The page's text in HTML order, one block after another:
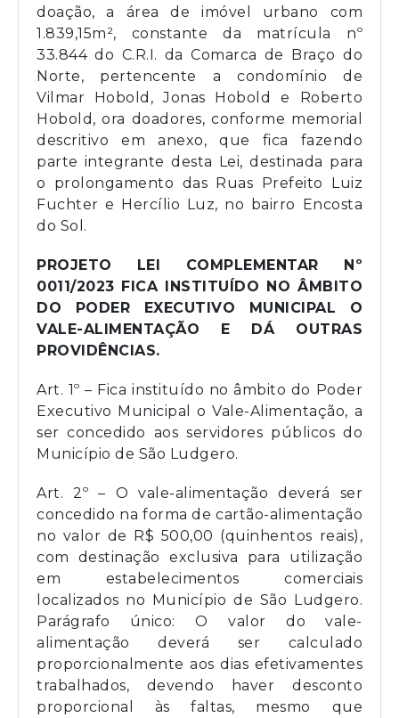
doação, a área de imóvel urbano com
1.839,15m², constante da matrícula nº
33.844 do C.R.I. da Comarca de Braço do
Norte, pertencente a condomínio de
Vilmar Hobold, Jonas Hobold e Roberto
Hobold, ora doadores, conforme memorial
descritivo em anexo, que fica fazendo
parte integrante desta Lei, destinada para
o prolongamento das Ruas Prefeito Luiz
Fuchter e Hercílio Luz, no bairro Encosta
do Sol.
PROJETO LEI COMPLEMENTAR Nº
0011/2023 FICA INSTITUÍDO NO ÂMBITO
DO PODER EXECUTIVO MUNICIPAL O
VALE-ALIMENTAÇÃO E DÁ OUTRAS
PROVIDÊNCIAS.
Art. 1º – Fica instituído no âmbito do Poder
Executivo Municipal o Vale-Alimentação, a
ser concedido aos servidores públicos do
Município de São Ludgero.
Art. 2º – O vale-alimentação deverá ser
concedido na forma de cartão-alimentação
no valor de R$ 500,00 (quinhentos reais),
com destinação exclusiva para utilização
em estabelecimentos comerciais
localizados no Município de São Ludgero.
Parágrafo único: O valor do vale-
alimentação deverá ser calculado
proporcionalmente aos dias efetivamentes
trabalhados, devendo haver desconto
proporcional às faltas, mesmo que